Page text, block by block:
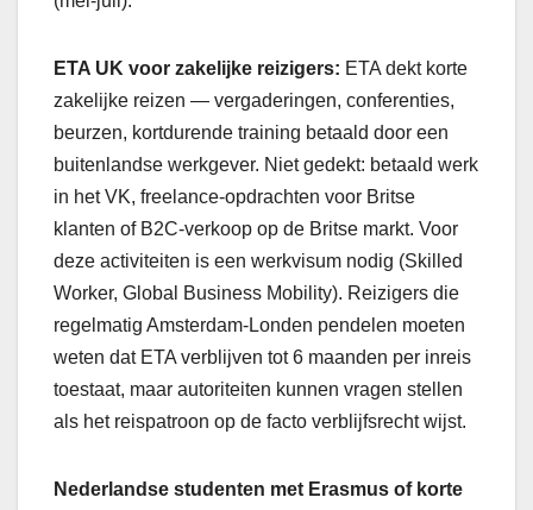
ETA UK voor zakelijke reizigers: ETA dekt korte
zakelijke reizen — vergaderingen, conferenties,
beurzen, kortdurende training betaald door een
buitenlandse werkgever. Niet gedekt: betaald werk
in het VK, freelance-opdrachten voor Britse
klanten of B2C-verkoop op de Britse markt. Voor
deze activiteiten is een werkvisum nodig (Skilled
Worker, Global Business Mobility). Reizigers die
regelmatig Amsterdam-Londen pendelen moeten
weten dat ETA verblijven tot 6 maanden per inreis
toestaat, maar autoriteiten kunnen vragen stellen
als het reispatroon op de facto verblijfsrecht wijst.
Nederlandse studenten met Erasmus of korte